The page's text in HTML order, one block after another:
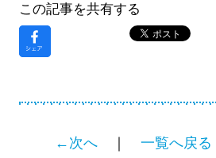
この記事を共有する
←次へ｜ 一覧へ戻る